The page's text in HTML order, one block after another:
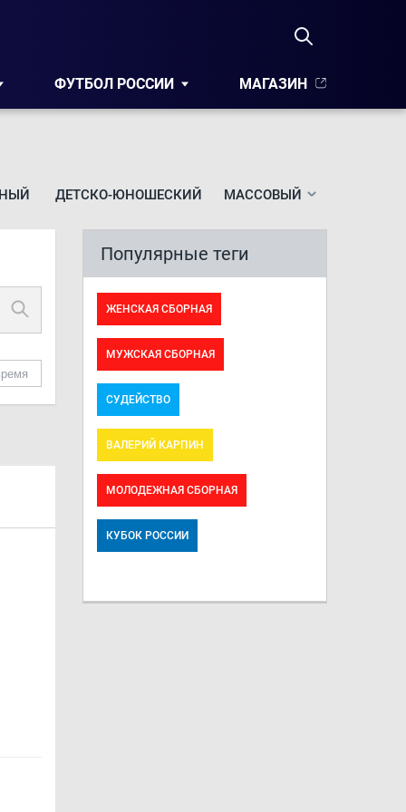
ФУТБОЛ РОССИИ МАГАЗИН
ДЕТСКО-ЮНОШЕСКИЙ МАССОВЫЙ
Популярные теги
ЖЕНСКАЯ СБОРНАЯ
МУЖСКАЯ СБОРНАЯ
СУДЕЙСТВО
ВАЛЕРИЙ КАРПИН
МОЛОДЕЖНАЯ СБОРНАЯ
КУБОК РОССИИ